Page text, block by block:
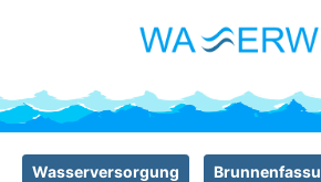
Wasserversorgung